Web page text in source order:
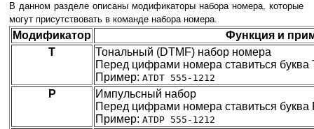
В данном разделе описаны модификаторы набора номера, которые
могут присутствовать в команде набора номера.
Модификатор
Функция и
T
Тональный (DTMF) набор номера
Перед цифрами номера ставиться буква
Пример: ATDT 555-1212
P
Импульсный набор
Перед цифрами номера ставиться буква
Пример: ATDP 555-1212